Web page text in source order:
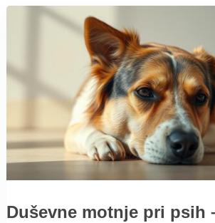
Duševne motnje pri psih